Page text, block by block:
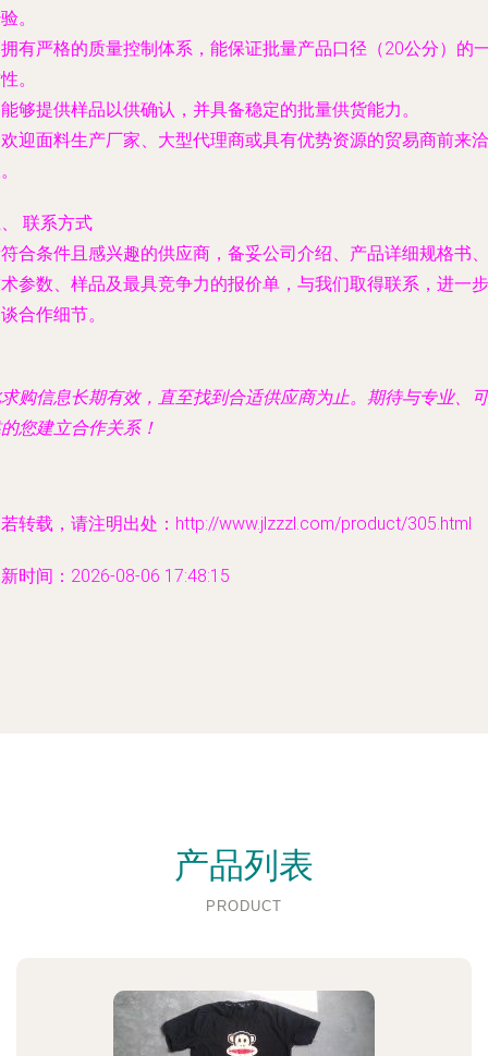
。
有严格的质量控制体系，能保证批量产品口径（20公分）的
。
够提供样品以供确认，并具备稳定的批量供货能力。
迎面料生产厂家、大型代理商或具有优势资源的贸易商前来洽
联系方式
合条件且感兴趣的供应商，备妥公司介绍、产品详细规格书、
参数、样品及最具竞争力的报价单，与我们取得联系，进一步
合作细节。
购信息长期有效，直至找到合适供应商为止。期待与专业、可
您建立合作关系！
转载，请注明出处：http://www.jlzzzl.com/product/305.html
时间：2026-08-06 17:48:15
产品列表
PRODUCT